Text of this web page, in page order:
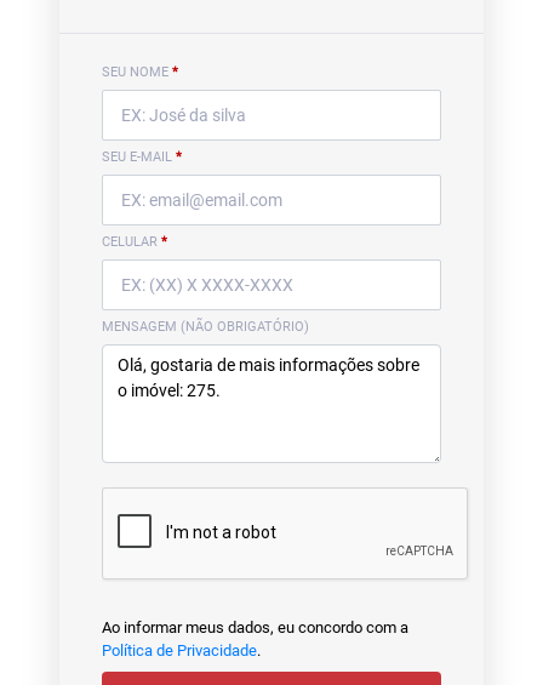
SEU NOME *
SEU E-MAIL *
CELULAR *
MENSAGEM (NÃO OBRIGATÓRIO)
Ao informar meus dados, eu concordo com a
Política de Privacidade.